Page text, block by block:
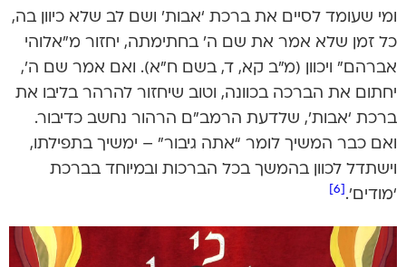
ומי שעומד לסיים את ברכת ‘אבות’ ושם לב שלא כיוון בה,
כל זמן שלא אמר את שם ה’ בחתימתה, יחזור מ”אלוהי
אברהם” ויכוון (מ”ב קא, ד, בשם ח”א). ואם אמר שם ה’,
יחתום את הברכה בכוונה, וטוב שיחזור להרהר בליבו את
ברכת ‘אבות’, שלדעת הרמב”ם הרהור נחשב כדיבור.
ואם כבר המשיך לומר “אתה גיבור” – ימשיך בתפילתו,
וישתדל לכוון בהמשך בכל הברכות ובמיוחד בברכת
‘מודים’.